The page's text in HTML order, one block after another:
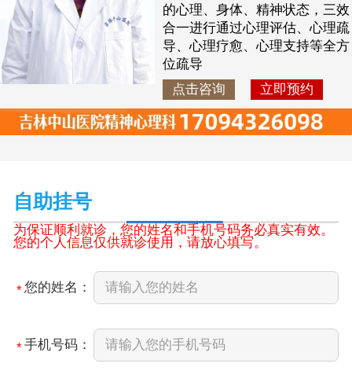
的心理、身体、精神状态，三效
合一进行通过心理评估、心理疏
导、心理疗愈、心理支持等全方
位疏导
点击咨询
立即预约
自助挂号
为保证顺利就诊，您的姓名和手机号码务必真实有效。
您的个人信息仅供就诊使用，请放心填写。
*您的姓名：
*手机号码：